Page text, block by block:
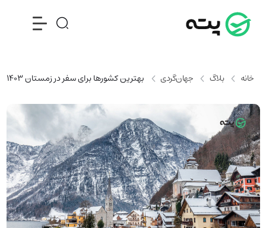
خانه بلاگ جهان‌گردی بهترین کشورها برای سفر در زمستان 1403